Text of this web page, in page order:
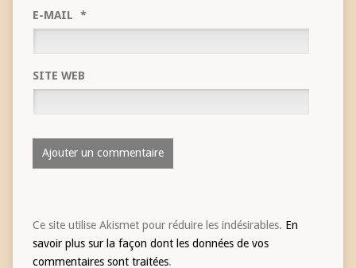
E-MAIL *
SITE WEB
Ce site utilise Akismet pour réduire les indésirables. En
savoir plus sur la façon dont les données de vos
commentaires sont traitées.